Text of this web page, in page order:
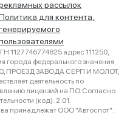
рассылок
для контента,
1127746774825 адрес 111250,
города федерального значения
ПРОЕЗД ЗАВОДА СЕРП И МОЛОТ,
деятельность по
лицензий на ПО. Согласно
(код): 2.01.
принадлежат ООО "Автоспот":